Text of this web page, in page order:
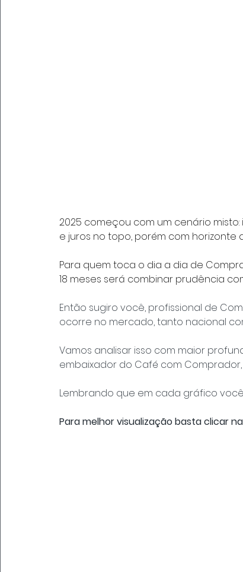
2025 começou com um cenário
e juros no topo, porém com horizonte
Para quem toca o dia a dia de
18 meses será combinar prudência
Então sugiro você, profissional de
ocorre no mercado, tanto nacional
Vamos analisar isso com maior
embaixador do Café com
Lembrando que em cada gráfico
Para melhor visualização basta clicar